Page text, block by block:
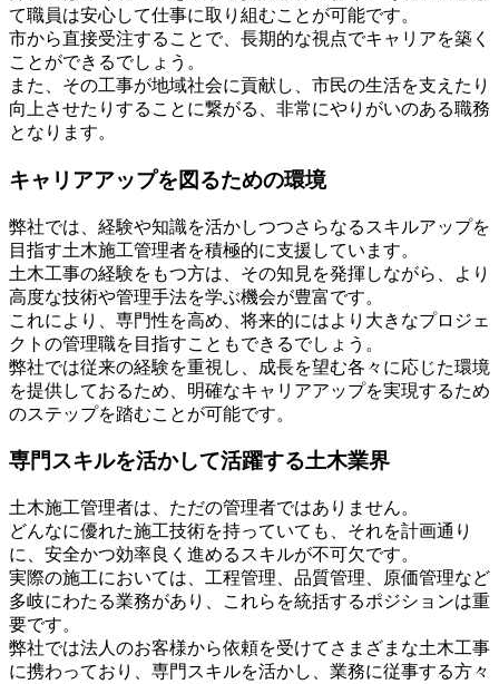
て職員は安心して仕事に取り組むことが可能です。
市から直接受注することで、長期的な視点でキャリアを築く
ことができるでしょう。
また、その工事が地域社会に貢献し、市民の生活を支えたり
向上させたりすることに繋がる、非常にやりがいのある職務
となります。
キャリアアップを図るための環境
弊社では、経験や知識を活かしつつさらなるスキルアップを
目指す土木施工管理者を積極的に支援しています。
土木工事の経験をもつ方は、その知見を発揮しながら、より
高度な技術や管理手法を学ぶ機会が豊富です。
これにより、専門性を高め、将来的にはより大きなプロジェ
クトの管理職を目指すこともできるでしょう。
弊社では従来の経験を重視し、成長を望む各々に応じた環境
を提供しておるため、明確なキャリアアップを実現するため
のステップを踏むことが可能です。
専門スキルを活かして活躍する土木業界
土木施工管理者は、ただの管理者ではありません。
どんなに優れた施工技術を持っていても、それを計画通り
に、安全かつ効率良く進めるスキルが不可欠です。
実際の施工においては、工程管理、品質管理、原価管理など
多岐にわたる業務があり、これらを統括するポジションは重
要です。
弊社では法人のお客様から依頼を受けてさまざまな土木工事
に携わっており、専門スキルを活かし、業務に従事する方々